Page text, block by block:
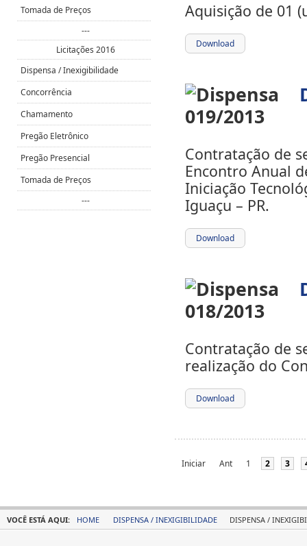
Aquisição de 01
Download
Contratação de
Encontro Anual
Iniciação
Iguaçu – PR.
Download
Contratação de
realização do
Download
Iniciar Ant 1 2 3
Tomada de Preços
---
Licitações 2016
Dispensa / Inexigibilidade
Concorrência
Chamamento
Pregão Eletrônico
Pregão Presencial
Tomada de Preços
---
VOCÊ ESTÁ AQUI: HOME DISPENSA / INEXIGIBILIDADE DISPENSA /